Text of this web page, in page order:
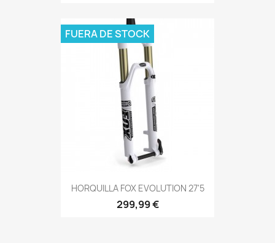
HORQUILLA FOX EVOLUTION 27'5
299,99 €
FUERA DE STOCK